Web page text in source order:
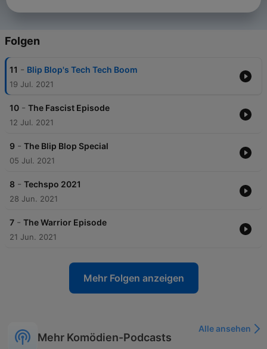
Folgen
11 - Blip Blop's Tech Tech Boom
19 Jul. 2021
10 - The Fascist Episode
12 Jul. 2021
9 - The Blip Blop Special
05 Jul. 2021
8 - Techspo 2021
28 Jun. 2021
7 - The Warrior Episode
21 Jun. 2021
Mehr Folgen anzeigen
Mehr Komödien-Podcasts
Alle ansehen